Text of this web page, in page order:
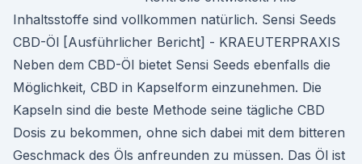
Inhaltsstoffe sind vollkommen natürlich. Sensi Seeds
CBD-Öl [Ausführlicher Bericht] - KRAEUTERPRAXIS
Neben dem CBD-Öl bietet Sensi Seeds ebenfalls die
Möglichkeit, CBD in Kapselform einzunehmen. Die
Kapseln sind die beste Methode seine tägliche CBD
Dosis zu bekommen, ohne sich dabei mit dem bitteren
Geschmack des Öls anfreunden zu müssen. Das Öl ist